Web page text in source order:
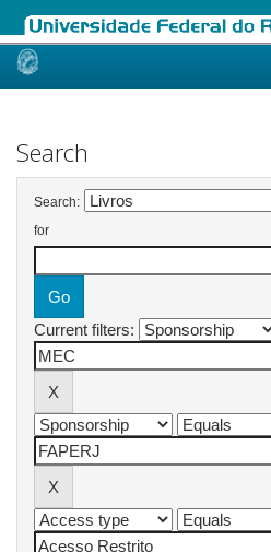
Skip
Search
Search:
for
Current filters: